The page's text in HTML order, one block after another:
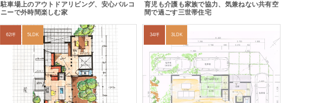
駐車場上のアウトドアリビング、安心バルコ
ニーで外時間楽しむ家
育児も介護も家族で協力、気兼ねない共有空
間で過ごす三世帯住宅
62坪 5LDK 34坪 3LDK